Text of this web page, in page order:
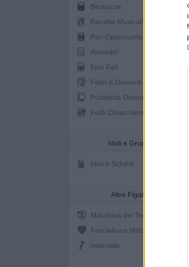
Bestiacce
Parodie Musicali
Pari Opportunità
Assurdo!
Epic Fail
Felici e Dementi
Pubblicità Divertenti
Futili Chiacchiere
Idoli e Gruppi
Idoli e Schifidi
Altre Figate
Macchina del Tempo
Facciabuco Mitic
Interviste